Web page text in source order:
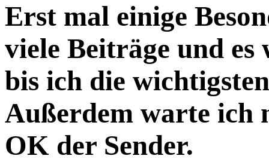
Erst mal einige
viele Beiträge und
bis ich die
Außerdem warte ich
OK der Sender.